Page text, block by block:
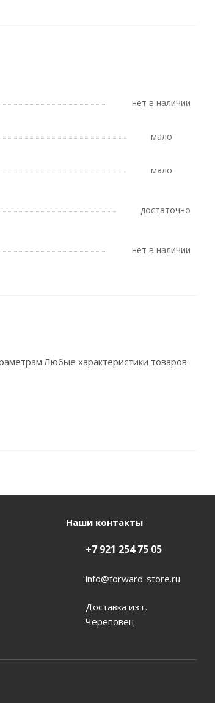
Нет в наличии
Мало
Мало
Достаточно
Нет в наличии
характеристики товаров
Наши контакты
+7 921 254 75 05
info@forward-store.ru
Доставка из г.
Череповец